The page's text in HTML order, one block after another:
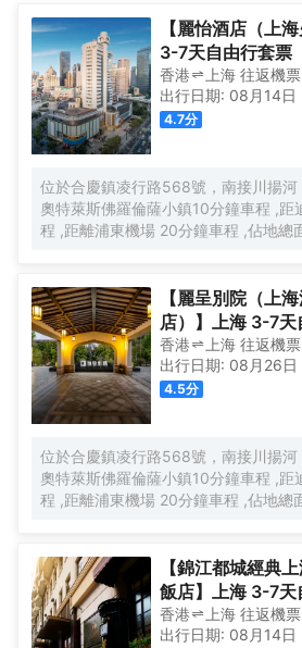
【麗怡酒店（上
3-7天自由行套票
香港 上海 往返機票
出行日期: 08月14日
4.7分
位於合慶鎮凌行路568號，南接川揚河
奧特萊斯佛羅倫薩小鎮10分鐘車程 ,
程 ,距離浦東機場 20分鐘車程 ,佔地總
培訓於一體的綜合度假景區。 酒店整體以蘇式園林為主調，
精緻、古樸的四合院酒店 古色古香、
以現代化的設施以及標準化、人性化的
【麗呈別院（上
店）】上海 3-7天
香港 上海 往返機票
出行日期: 08月26日
4.5分
位於合慶鎮凌行路568號，南接川揚河
奧特萊斯佛羅倫薩小鎮10分鐘車程 ,
程 ,距離浦東機場 20分鐘車程 ,佔地總
培訓於一體的綜合度假景區。 酒店整體以蘇式園林為主調，
精緻、古樸的四合院酒店 古色古香、
以現代化的設施以及標準化、人性化的
【錦江都城經典
飯店】上海 3-7天
香港 上海 往返機票
出行日期: 08月14日